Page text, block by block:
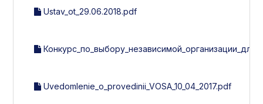
Ustav_ot_29.06.2018.pdf
Uvedomlenie_o_provedinii_VOSA_10_04_2017.pdf